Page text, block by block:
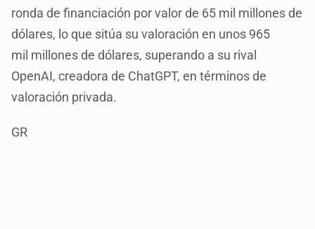
ronda de financiación por valor de 65 mil millones de
dólares, lo que sitúa su valoración en unos 965
mil millones de dólares, superando a su rival
OpenAI, creadora de ChatGPT, en términos de
valoración privada.
GR